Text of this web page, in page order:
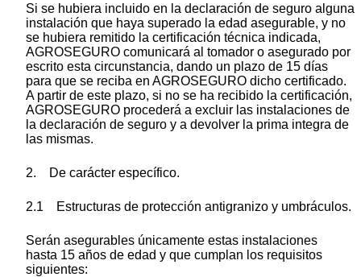
Si se hubiera incluido en la declaración de seguro alguna
instalación que haya superado la edad asegurable, y no
se hubiera remitido la certificación técnica indicada,
AGROSEGURO comunicará al tomador o asegurado por
escrito esta circunstancia, dando un plazo de 15 días
para que se reciba en AGROSEGURO dicho certificado.
A partir de este plazo, si no se ha recibido la certificación,
AGROSEGURO procederá a excluir las instalaciones de
la declaración de seguro y a devolver la prima integra de
las mismas.
2. De carácter específico.
2.1 Estructuras de protección antigranizo y umbráculos.
Serán asegurables únicamente estas instalaciones
hasta 15 años de edad y que cumplan los requisitos
siguientes: